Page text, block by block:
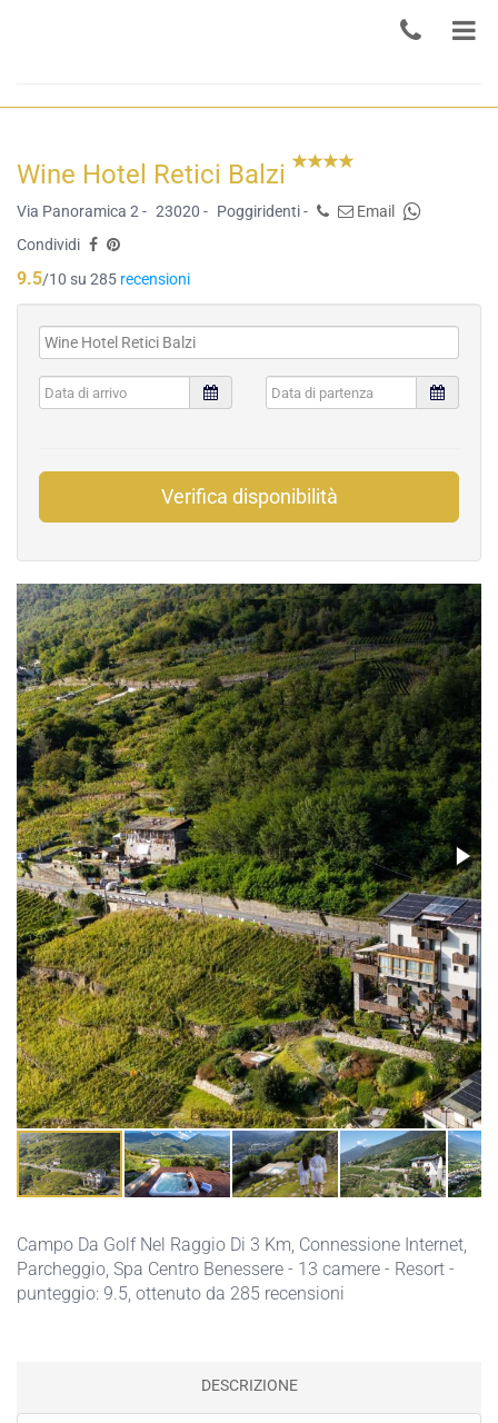
Wine Hotel Retici Balzi
Via Panoramica 2 - 23020 - Poggiridenti -
Email
Condividi
9.5/10 su 285 recensioni
Verifica disponibilità
Campo Da Golf Nel Raggio Di 3 Km, Connessione Internet,
Parcheggio, Spa Centro Benessere - 13 camere - Resort -
punteggio: 9.5, ottenuto da 285 recensioni
DESCRIZIONE